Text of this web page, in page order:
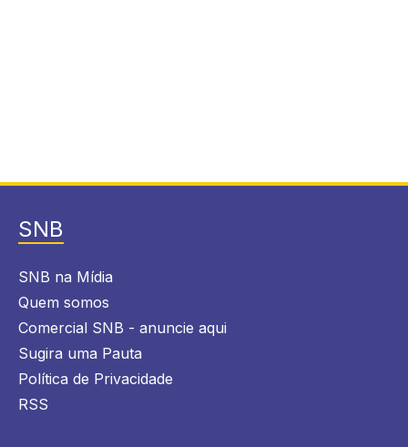
SNB
SNB na Mídia
Quem somos
Comercial SNB - anuncie aqui
Sugira uma Pauta
Política de Privacidade
RSS